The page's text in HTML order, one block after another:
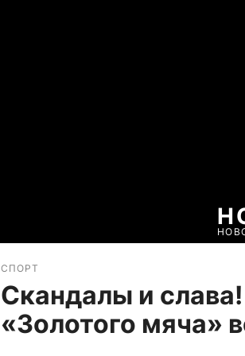
СПОРТ
Скандалы и
«Золотого мяча»